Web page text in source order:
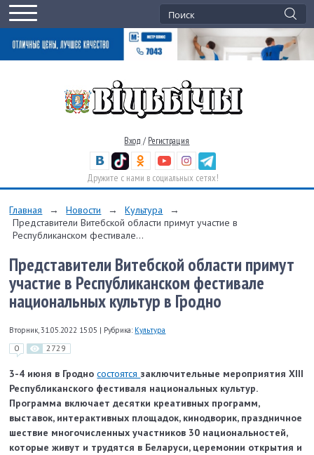
Вход / Регистрация
Дружите с нами в социальных сетях!
Главная → Новости → Культура
→
Представители Витебской области примут участие в
Республиканском фестивале...
Представители Витебской области примут
участие в Республиканском фестивале
национальных культур в Гродно
Вторник, 31.05.2022 15:05 | Рубрика: Культура
0 2729
3-4 июня в Гродносостоятся заключительные мероприятия XIII
Республиканского фестиваля национальных культур.
Программа включает десятки креативных программ,
выставок, интерактивных площадок, кинодворик, праздничное
шествие многочисленных участников 30 национальностей,
которые живут и трудятся в Беларуси, церемонии открытия и